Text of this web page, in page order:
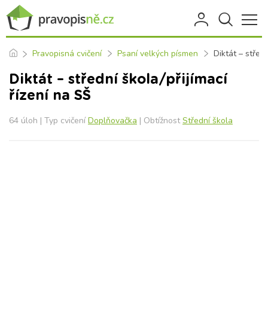
Pravopisná cvičení Psaní velkých písmen Diktát –
Diktát – střední škola/přijímací
řízení na SŠ
64 úloh | Typ cvičeníDoplňovačka | ObtížnostStřední škola